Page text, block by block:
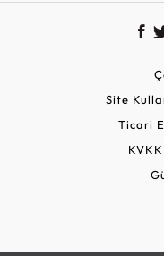
Site
Ticari